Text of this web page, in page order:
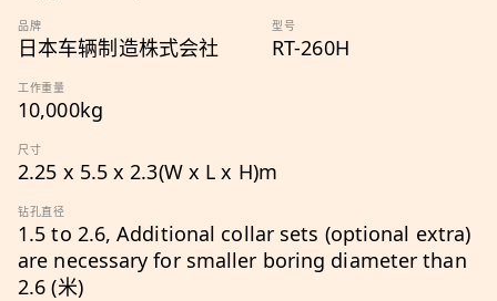
品牌
日本车辆制造株式会社
型号
RT-260H
工作重量
10,000kg
尺寸
2.25 x 5.5 x 2.3(W x L x H)m
钻孔直径
1.5 to 2.6, Additional collar sets (optional extra)
are necessary for smaller boring diameter than
2.6 (米)